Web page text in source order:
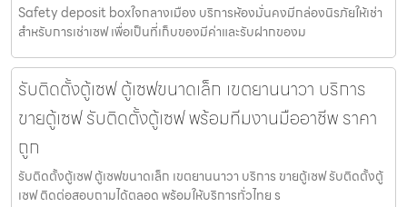
Safety deposit boxใจกลางเมือง บริการห้องมั่นคงมีกล่องนิรภัยให้เช่า
สำหรับการเช่าเซฟ เพื่อเป็นที่เก็บของมีค่าและรับฝากของม
รับติดตั้งตู้เซฟ ตู้เซฟขนาดเล็ก เขตยานนาวา บริการ
ขายตู้เซฟ รับติดตั้งตู้เซฟ พร้อมทีมงานมืออาชีพ ราคา
ถูก
รับติดตั้งตู้เซฟ ตู้เซฟขนาดเล็ก เขตยานนาวา บริการ ขายตู้เซฟ รับติดตั้งตู้
เซฟ ติดต่อสอบถามได้ตลอด พร้อมให้บริการทั่วไทย ร